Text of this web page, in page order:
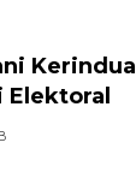
Elektoral